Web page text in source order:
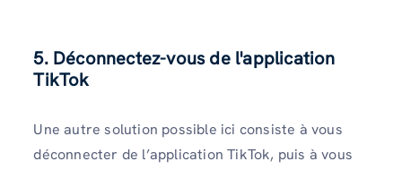
5. Déconnectez-vous de l'application
TikTok
Une autre solution possible ici consiste à vous
déconnecter de l’application TikTok, puis à vous